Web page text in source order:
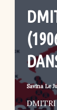
Savina Le
DMITRI